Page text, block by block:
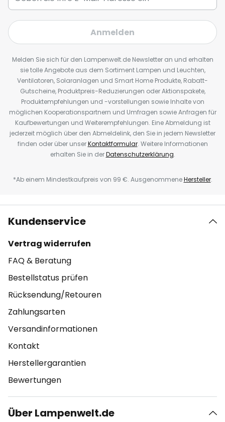
Anmelden
Melden Sie sich für den Lampenwelt.de Newsletter an und erhalten
sie tolle Angebote aus dem Sortiment Lampen und Leuchten,
Ventilatoren, Solaranlagen und Smart Home Produkte, Rabatt-
Gutscheine, Produktpreis-Reduzierungen oder Aktionspakete,
Produktempfehlungen und -vorstellungen sowie Inhalte von
möglichen Kooperationspartnern und Umfragen sowie Anfragen für
Kaufbewertungen und Weiterempfehlungen. Eine Abmeldung ist
jederzeit möglich über den Abmeldelink, den Sie in jedem Newsletter
finden oder über unserKontaktformular. Weitere Informationen
erhalten Sie in derDatenschutzerklärung.
*Ab einem Mindestkaufpreis von 99 €. AusgenommeneHersteller.
Kundenservice
Vertrag widerrufen
FAQ & Beratung
Bestellstatus prüfen
Rücksendung/Retouren
Zahlungsarten
Versandinformationen
Kontakt
Herstellergarantien
Bewertungen
Über Lampenwelt.de